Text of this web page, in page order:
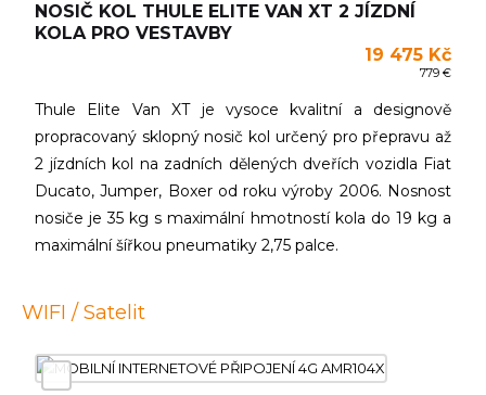
NOSIČ KOL THULE ELITE VAN XT 2 JÍZDNÍ
KOLA PRO VESTAVBY
19 475 Kč
779 €
Thule Elite Van XT je vysoce kvalitní a designově
propracovaný sklopný nosič kol určený pro přepravu až
2 jízdních kol na zadních dělených dveřích vozidla Fiat
Ducato, Jumper, Boxer od roku výroby 2006. Nosnost
nosiče je 35 kg s maximální hmotností kola do 19 kg a
maximální šířkou pneumatiky 2,75 palce.
WIFI / Satelit